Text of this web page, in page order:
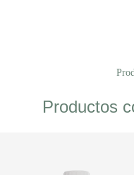
Productos